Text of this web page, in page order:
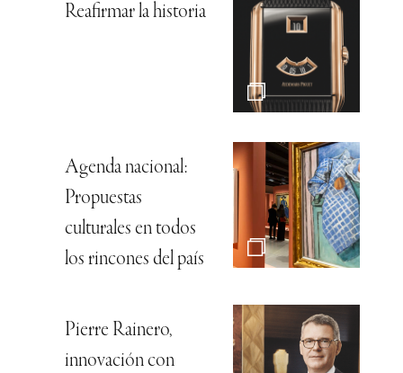
Reafirmar la historia
Agenda nacional:
Propuestas
culturales en todos
los rincones del país
Pierre Rainero,
innovación con